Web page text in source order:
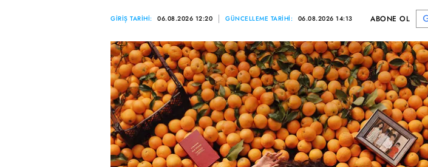
GİRİŞ TARİHİ: 06.08.2026 12:20 GÜNCELLEME TARİHİ: 06.08.2026 14:13 ABONE OL